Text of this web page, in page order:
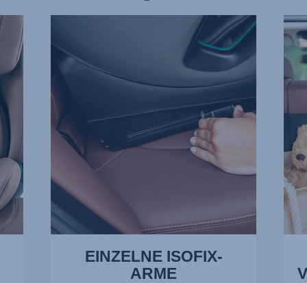
ARME,
13
EINZELNE ISOFIX-
ARME
2
von
13